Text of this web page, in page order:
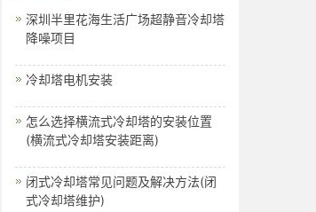
深圳半里花海生活广场超静音冷却塔
降噪项目
冷却塔电机安装
怎么选择横流式冷却塔的安装位置
(横流式冷却塔安装距离)
闭式冷却塔常见问题及解决方法(闭
式冷却塔维护)